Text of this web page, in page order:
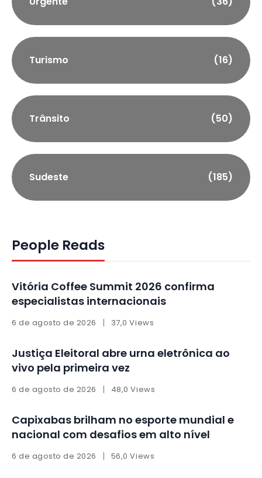
Turismo (16)
Trânsito (50)
Sudeste (185)
People Reads
Vitória Coffee Summit 2026 confirma
especialistas internacionais
6 de agosto de 2026 37,0 Views
Justiça Eleitoral abre urna eletrônica ao
vivo pela primeira vez
6 de agosto de 2026 48,0 Views
Capixabas brilham no esporte mundial e
nacional com desafios em alto nível
6 de agosto de 2026 56,0 Views